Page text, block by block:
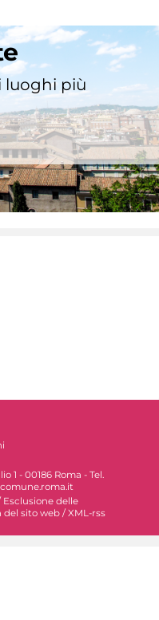
luoghi più
1 - 00186 Roma - Tel.
Esclusione delle
del sito web /XML-rss